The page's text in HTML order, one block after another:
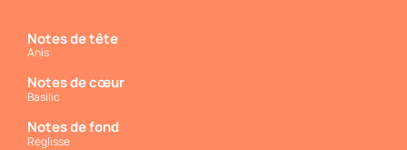
Notes de tête
Anis
Notes de cœur
Basilic
Notes de fond
Réglisse